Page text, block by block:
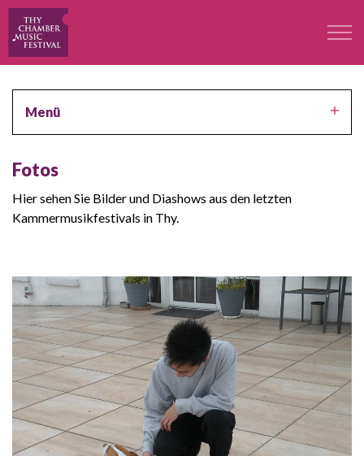
Das Festival
Professoren
Kontakt
Deutsch
Kontakt
Menü
Fotos
Hier sehen Sie Bilder und Diashows aus den letzten
Kammermusikfestivals in Thy.